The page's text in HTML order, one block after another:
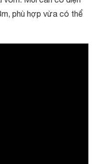
phù hợp vừa có thể